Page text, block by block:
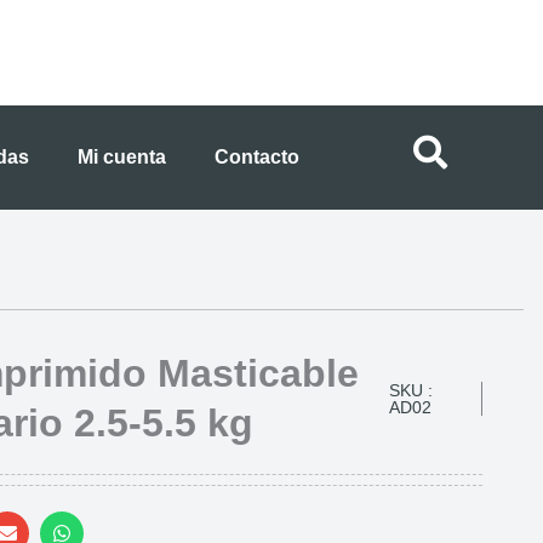
Mi cuenta Contacto
Masticable
2.5-5.5 kg
SKU :
AD02